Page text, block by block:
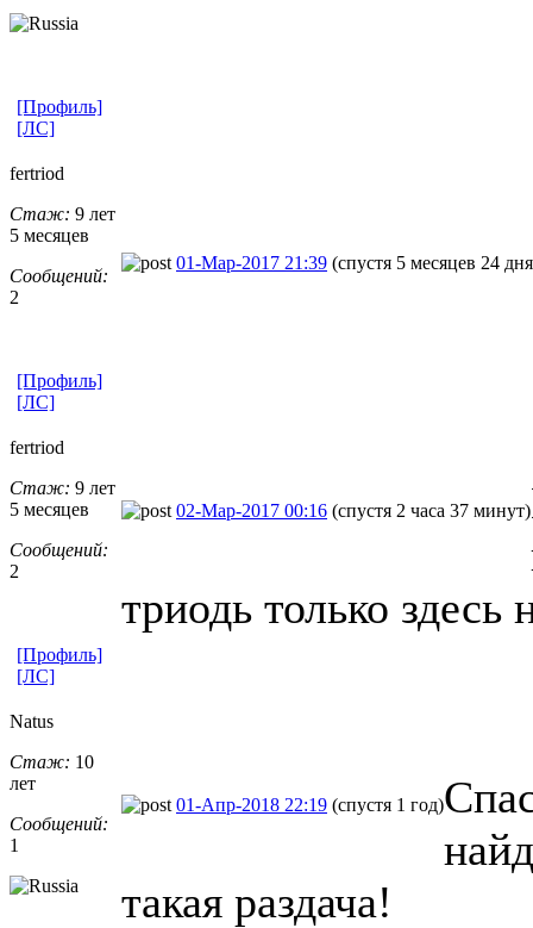
[Профиль]
[ЛС]
fertriod
Стаж: 9 лет
5 месяцев
Сообщений:
2
01-Мар-2017 21:39 (спустя 5 месяцев 24
[Профиль]
[ЛС]
fertriod
Стаж: 9 лет
5 месяцев
Сообщений:
2
02-Мар-2017 00:16 (спустя 2 часа 37 минут)
триодь только
[Профиль]
[ЛС]
Natus
Стаж: 10
лет
Сообщений:
1
01-Апр-2018 22:19 (спустя 1 год)
такая раздача!